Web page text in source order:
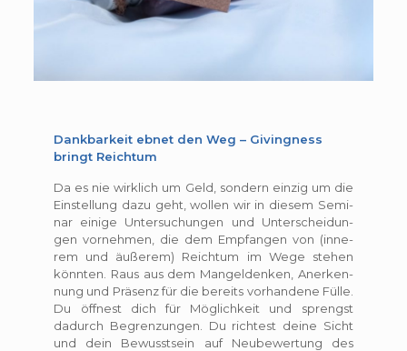
Dank­bar­keit ebnet den Weg – Giving­ness
bringt Reichtum
Da es nie wirk­lich um Geld, son­dern ein­zig um die
Ein­stel­lung dazu geht, wol­len wir in die­sem Semi­
nar einige Unter­su­chun­gen und Unter­schei­dun­
gen vor­neh­men, die dem Emp­fan­gen von (inne­
rem und äuße­rem) Reich­tum im Wege ste­hen
könn­ten. Raus aus dem Man­gel­den­ken, Aner­ken­
nung und Prä­senz für die bereits vor­han­dene Fülle.
Du öff­nest dich für Mög­lich­keit und sprengst
dadurch Begren­zun­gen. Du rich­test deine Sicht
und dein Bewusst­sein auf Neu­be­wer­tung des